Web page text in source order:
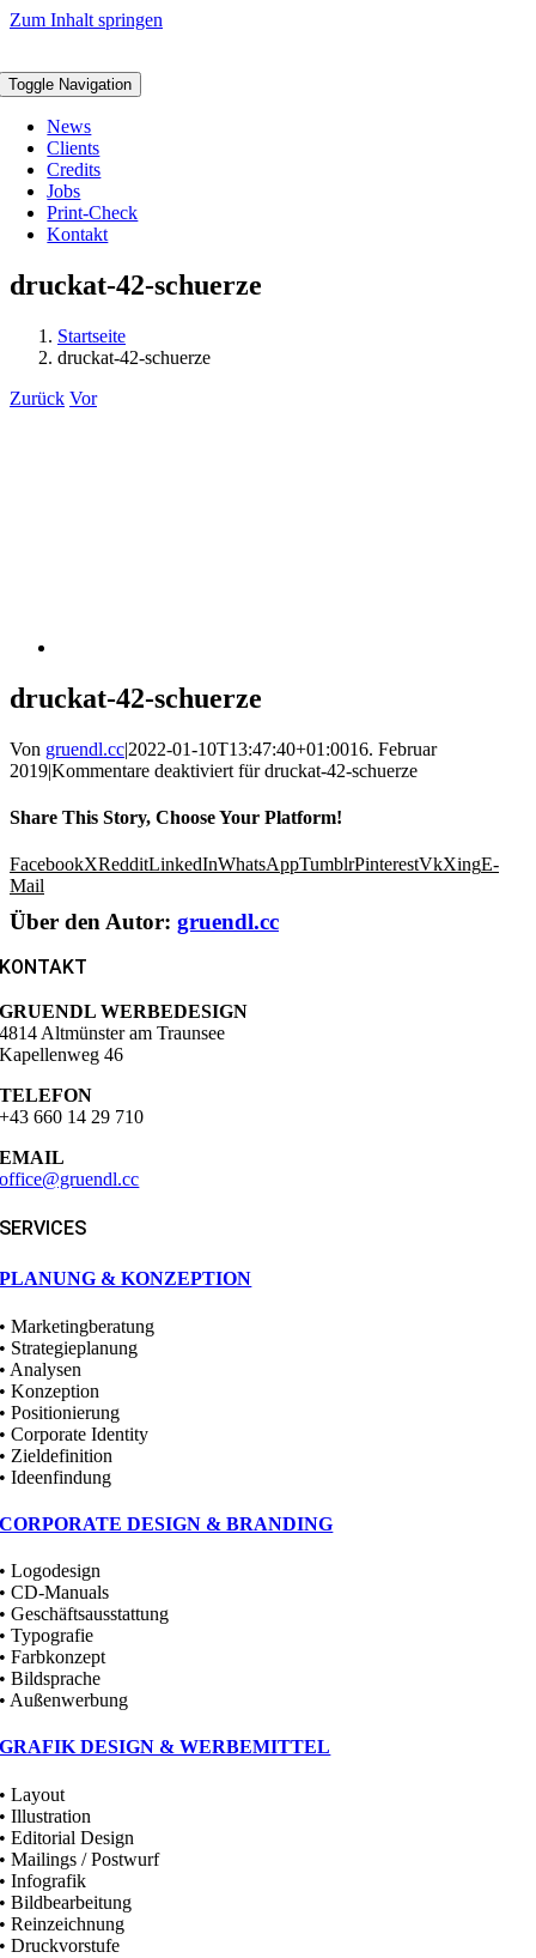
Zum Inhalt springen
Toggle Navigation
News
Clients
Credits
Jobs
Print-Check
Kontakt
druckat-42-schuerze
Startseite
druckat-42-schuerze
Zurück Vor
druckat-42-schuerze
Von gruendl.cc|2022-01-10T13:47:40+01:0016. Februar
2019|Kommentare deaktiviert für druckat-42-schuerze
Share This Story, Choose Your Platform!
FacebookXRedditLinkedInWhatsAppTumblrPinterestVkXingE-
Mail
Über den Autor: gruendl.cc
KONTAKT
GRUENDL WERBEDESIGN
4814 Altmünster am Traunsee
Kapellenweg 46
TELEFON
+43 660 14 29 710
EMAIL
office@gruendl.cc
SERVICES
PLANUNG & KONZEPTION
• Marketingberatung
• Strategieplanung
• Analysen
• Konzeption
• Positionierung
• Corporate Identity
• Zieldefinition
• Ideenfindung
CORPORATE DESIGN & BRANDING
• Logodesign
• CD-Manuals
• Geschäftsausstattung
• Typografie
• Farbkonzept
• Bildsprache
• Außenwerbung
GRAFIK DESIGN & WERBEMITTEL
• Layout
• Illustration
• Editorial Design
• Mailings / Postwurf
• Infografik
• Bildbearbeitung
• Reinzeichnung
• Druckvorstufe